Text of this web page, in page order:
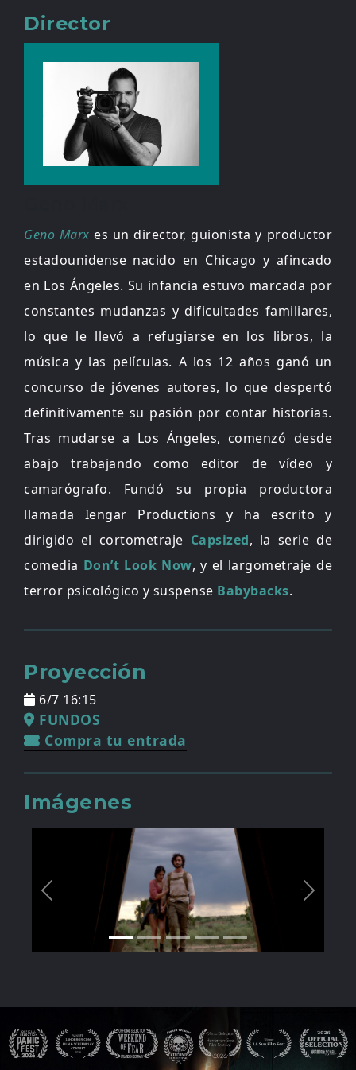
Director
Geno Marx es un director, guionista y productor
estadounidense nacido en Chicago y afincado
en Los Ángeles. Su infancia estuvo marcada por
constantes mudanzas y dificultades familiares,
lo que le llevó a refugiarse en los libros, la
música y las películas. A los 12 años ganó un
concurso de jóvenes autores, lo que despertó
definitivamente su pasión por contar historias.
Tras mudarse a Los Ángeles, comenzó desde
abajo trabajando como editor de vídeo y
camarógrafo. Fundó su propia productora
llamada Iengar Productions y ha escrito y
dirigido el cortometraje Capsized, la serie de
comedia Don’t Look Now, y el largometraje de
terror psicológico y suspense Babybacks.
Proyección
6/7 16:15
FUNDOS
Compra tu entrada
Imágenes